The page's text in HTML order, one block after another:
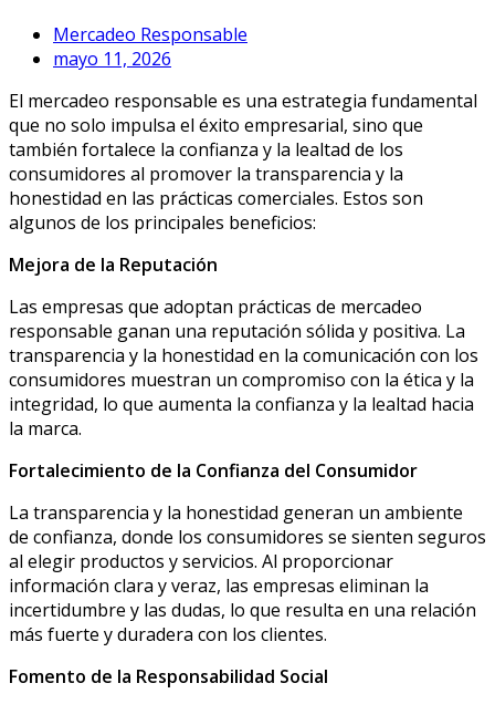
Mercadeo Responsable
mayo 11, 2026
El mercadeo responsable es una estrategia fundamental
que no solo impulsa el éxito empresarial, sino que
también fortalece la confianza y la lealtad de los
consumidores al promover la transparencia y la
honestidad en las prácticas comerciales. Estos son
algunos de los principales beneficios:
Mejora de la Reputación
Las empresas que adoptan prácticas de mercadeo
responsable ganan una reputación sólida y positiva. La
transparencia y la honestidad en la comunicación con los
consumidores muestran un compromiso con la ética y la
integridad, lo que aumenta la confianza y la lealtad hacia
la marca.
Fortalecimiento de la Confianza del Consumidor
La transparencia y la honestidad generan un ambiente
de confianza, donde los consumidores se sienten seguros
al elegir productos y servicios. Al proporcionar
información clara y veraz, las empresas eliminan la
incertidumbre y las dudas, lo que resulta en una relación
más fuerte y duradera con los clientes.
Fomento de la Responsabilidad Social